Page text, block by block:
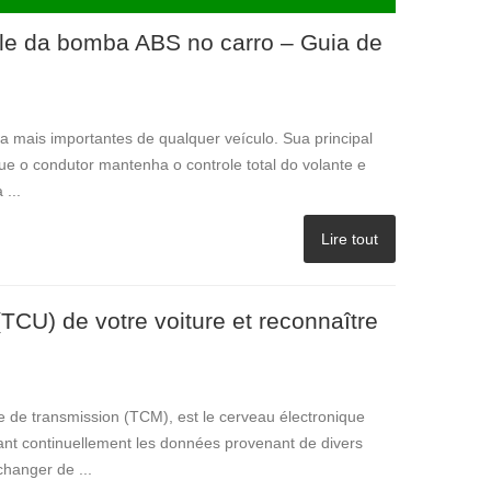
da bomba ABS no carro – Guia de
mais importantes de qualquer veículo. Sua principal
o condutor mantenha o controle total do volante e
Lire tout
de votre voiture et reconnaître
transmission (TCM), est le cerveau électronique
continuellement les données provenant de divers
de ...